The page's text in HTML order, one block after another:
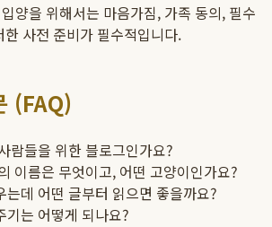
양을 위해서는 마음가짐, 가족 동의, 필수
사전 준비가 필수적입니다.
(FAQ)
람들을 위한 블로그인가요?
이름은 무엇이고, 어떤 고양이인가요?
는데 어떤 글부터 읽으면 좋을까요?
기는 어떻게 되나요?